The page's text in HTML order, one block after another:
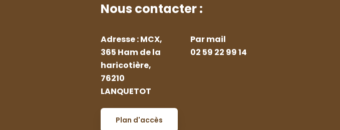
Nous contacter :
Adresse : MCX,
365 Ham de la
haricotière,
76210
LANQUETOT
Plan d'accès
Par mail
02 59 22 99 14